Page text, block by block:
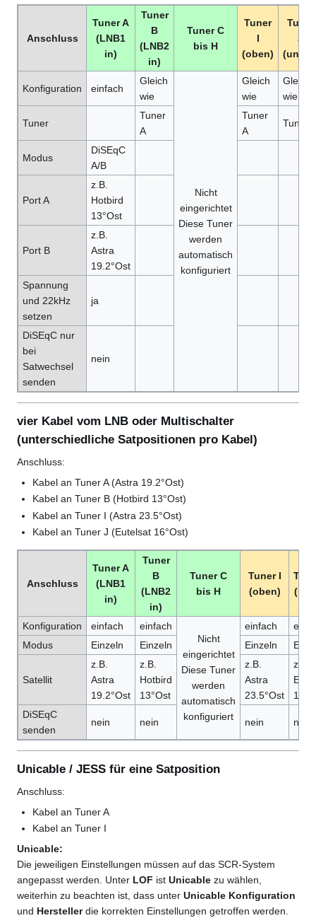
Anschluss
Tuner A
(LNB1
in)
Tuner
B
(LNB2
in)
Tuner C
bis H
Tuner
I
(oben)
Tuner
J
Konfiguration einfach
Gleich
wie
Nicht
eingerichtet
Diese Tuner
werden
automatisch
konfiguriert
Gleich
wie
Gleich
wie
Tuner
Tuner
A
Tuner
A
Tuner
Modus
DiSEqC
A/B
Port A
z.B.
Hotbird
13°Ost
Port B
z.B.
Astra
19.2°Ost
Spannung
und 22kHz
setzen
ja
DiSEqC nur
bei
Satwechsel
senden
nein
vier Kabel vom LNB oder Multischalter
(unterschiedliche Satpositionen pro Kabel)
Anschluss:
Kabel an Tuner A (Astra 19.2°Ost)
Kabel an Tuner B (Hotbird 13°Ost)
Kabel an Tuner I (Astra 23.5°Ost)
Kabel an Tuner J (Eutelsat 16°Ost)
Anschluss
Tuner A
(LNB1
in)
Tuner
B
(LNB2
in)
Tuner C
bis H
Tuner I
(oben)
Konfiguration einfach
einfach
Nicht
eingerichtet
Diese Tuner
werden
automatisch
konfiguriert
einfach
Modus
Einzeln Einzeln Einzeln
Satellit
z.B.
Astra
19.2°Ost
z.B.
Hotbird
13°Ost
z.B.
Astra
23.5°Ost
z.B.
DiSEqC
senden
nein nein nein nein
Unicable / JESS für eine Satposition
Anschluss:
Kabel an Tuner A
Kabel an Tuner I
Unicable:
Die jeweiligen Einstellungen müssen auf das SCR-System
angepasst werden. Unter LOF ist Unicable zu wählen,
weiterhin zu beachten ist, dass unter Unicable Konfiguration
und Herstellerdie korrekten Einstellungen getroffen werden.